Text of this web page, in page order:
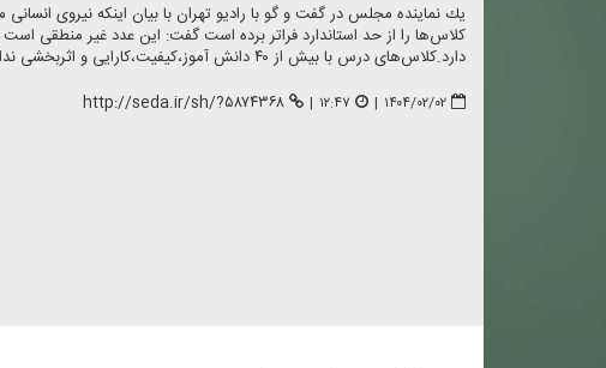
یك نماینده مجلس در گفت و گو با رادیو تهران با بیان اینكه نیروی
كلاس‌ها را از حد استاندارد فراتر برده است گفت: این عدد غیر منطقی
دارد.كلاس‌های درس با بیش از ۴۰ دانش آموز،كیفیت،كارایی و اثربخشی ندارد
۱۴۰۴/۰۲/۰۲ | ۱۲:۴۷ | http://seda.ir/sh/?۵۸۷۴۳۶۸